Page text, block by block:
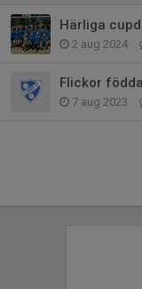
Härliga
2 aug 2024
Flickor
7 aug 2023